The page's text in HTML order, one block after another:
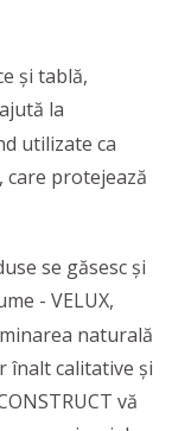
și tablă,
la
utilizate ca
protejează
se găsesc și
- VELUX,
naturală
înalt calitative și
vă